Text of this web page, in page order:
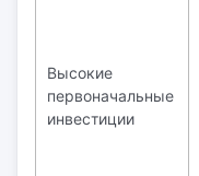
Высокие
первоначальные
инвестиции